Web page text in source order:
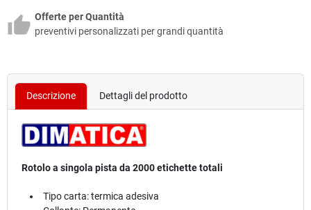
Offerte per Quantità
preventivi personalizzati per grandi quantità
Descrizione Dettagli del prodotto
Rotolo a singola pista da 2000 etichette totali
Tipo carta: termica adesiva